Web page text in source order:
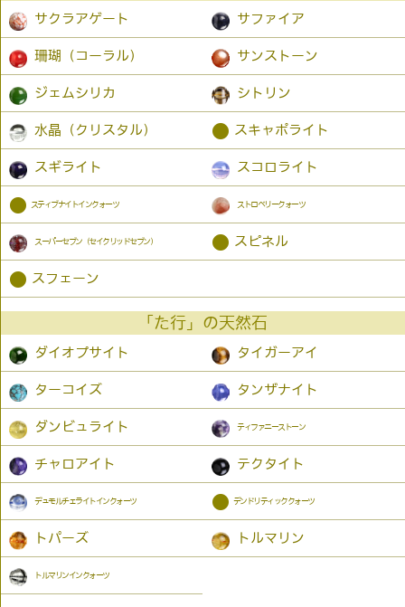
サクラアゲート サファイア
珊瑚（コーラル） サンストーン
ジェムシリカ シトリン
水晶（クリスタル） ● スキャポライト
スギライト スコロライト
● スティブナイトインクォーツ ストロベリークォーツ
スーパーセブン（セイクリッドセブン） ● スピネル
● スフェーン
「た行」の天然石
ダイオプサイト タイガーアイ
ターコイズ タンザナイト
ダンビュライト ティファニーストーン
チャロアイト テクタイト
デュモルチェライトインクォーツ ● デンドリティッククォーツ
トパーズ トルマリン
トルマリンインクォーツ